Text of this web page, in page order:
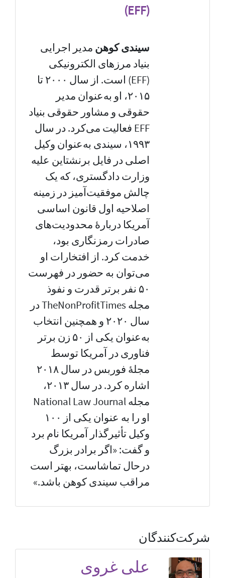
(EFF)
سیندی کوهن مدیر اجرایی
بنیاد مرز‌های الکترونیکی
(EFF) است. از سال ۲۰۰۰ تا
۲۰۱۵، او به‌عنوان مدیر
حقوقی و مشاور حقوقی بنیاد
EFF فعالیت می‌کرد. در سال
۱۹۹۳، سیندی به‌عنوان وکیل
اصلی در فایل برنشتاین علیه
وزارت دادگستری، که یک
چالش موفقیت‌آمیز در زمینه
اصلاحیه اول قانون اساسی
آمریکا دربارهٔ محدودیت‌های
صادرات رمزنگاری بود،
خدمت کرد. از افتخارات او
می‌توان به حضور در فهرست
۵۰ نفر برتر قدرت و نفوذ
مجله TheNonProfitTimes در
سال ۲۰۲۰ و همچنین انتخاب
به‌عنوان یکی از ۵۰ زن برتر
فناوری در آمریکا توسط
مجلهٔ فوربس در سال ۲۰۱۸
اشاره کرد. در سال ۲۰۱۳،
مجله National Law Journal
او را به عنوان یکی از ۱۰۰
وکیل تأثیرگذار آمریکا نام برد
و گفت: «اگر برادر بزرگ
درحال تماشاست، بهتر است
مراقب سیندی کوهن باشد.»
شرکت‌کنندگان
علی غروی